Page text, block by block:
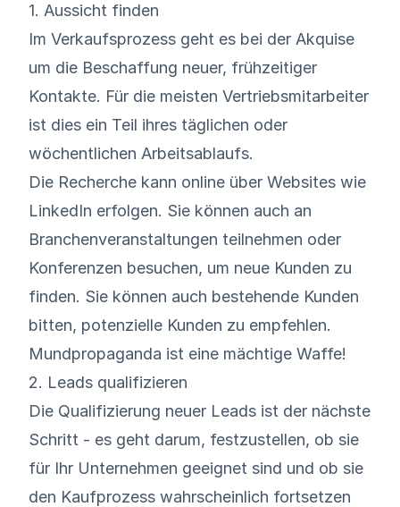
1. Aussicht finden
Im Verkaufsprozess geht es bei der Akquise
um die Beschaffung neuer, frühzeitiger
Kontakte. Für die meisten Vertriebsmitarbeiter
ist dies ein Teil ihres täglichen oder
wöchentlichen Arbeitsablaufs.
Die Recherche kann online über Websites wie
LinkedIn erfolgen. Sie können auch an
Branchenveranstaltungen teilnehmen oder
Konferenzen besuchen, um neue Kunden zu
finden. Sie können auch bestehende Kunden
bitten, potenzielle Kunden zu empfehlen.
Mundpropaganda ist eine mächtige Waffe!
2. Leads qualifizieren
Die Qualifizierung neuer Leads ist der nächste
Schritt - es geht darum, festzustellen, ob sie
für Ihr Unternehmen geeignet sind und ob sie
den Kaufprozess wahrscheinlich fortsetzen